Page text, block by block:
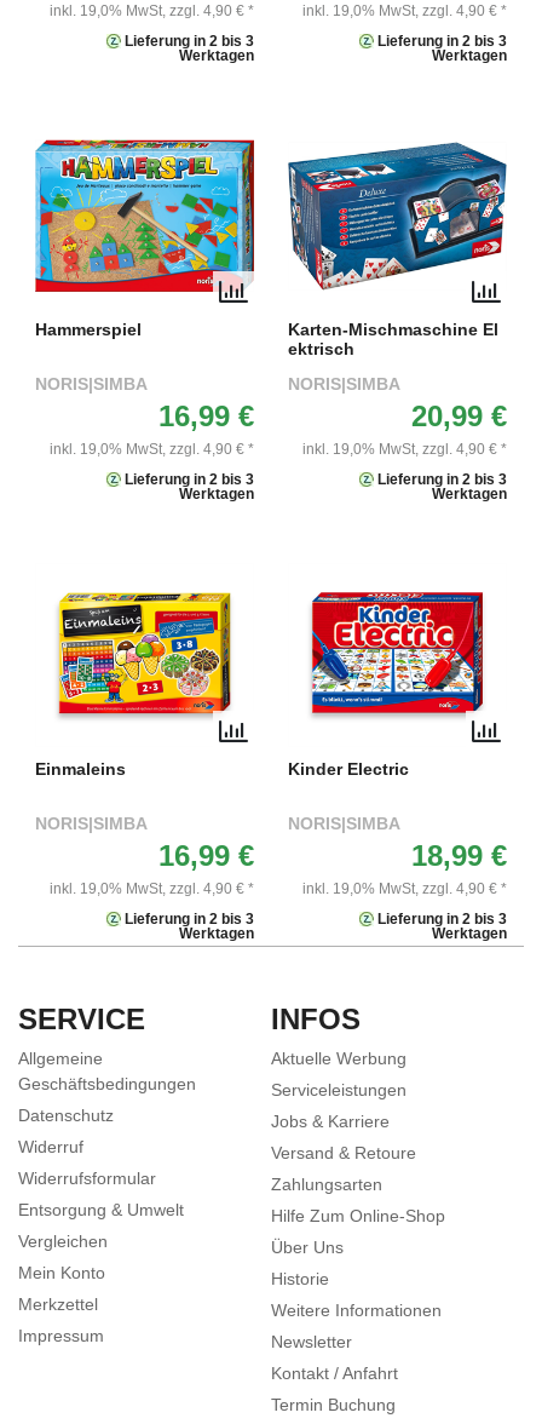
inkl. 19,0% MwSt, zzgl. 4,90 € *
Lieferung in 2 bis 3
Werktagen
inkl. 19,0% MwSt, zzgl. 4,90 € *
Lieferung in 2 bis 3
Werktagen
Hammerspiel
NORIS|SIMBA
16,99 €
inkl. 19,0% MwSt, zzgl. 4,90 € *
Lieferung in 2 bis 3
Werktagen
Karten-Mischmaschine El
ektrisch
NORIS|SIMBA
20,99 €
inkl. 19,0% MwSt, zzgl. 4,90 € *
Lieferung in 2 bis 3
Werktagen
Einmaleins
NORIS|SIMBA
16,99 €
inkl. 19,0% MwSt, zzgl. 4,90 € *
Lieferung in 2 bis 3
Werktagen
Kinder Electric
NORIS|SIMBA
18,99 €
inkl. 19,0% MwSt, zzgl. 4,90 € *
Lieferung in 2 bis 3
Werktagen
SERVICE
Allgemeine
Geschäftsbedingungen
Datenschutz
Widerruf
Widerrufsformular
Entsorgung & Umwelt
Vergleichen
Mein Konto
Merkzettel
Impressum
INFOS
Aktuelle Werbung
Serviceleistungen
Jobs & Karriere
Versand & Retoure
Zahlungsarten
Hilfe Zum Online-Shop
Über Uns
Historie
Weitere Informationen
Newsletter
Kontakt / Anfahrt
Termin Buchung